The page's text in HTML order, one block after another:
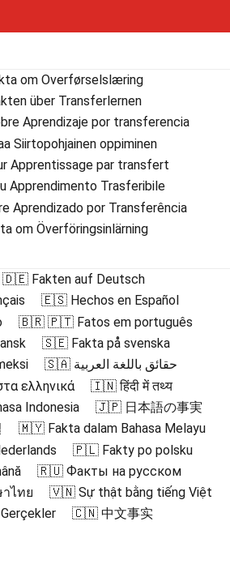
om Overførselslæring
über Transferlernen
Aprendizaje por transferencia
Siirtopohjainen oppiminen
Apprentissage par transfert
Trasferibile
por Transferência
om Överföringsinlärning
🇩🇪 Fakten auf Deutsch
🇪🇸 Hechos en Español
🇧🇷 🇵🇹 Fatos em português
🇸🇪 Fakta på svenska
🇸🇦 حقائق باللغة العربية
ελληνικά
🇮🇳 हिंदी में तथ्य
Indonesia
🇯🇵 日本語の事実
🇲🇾 Fakta dalam Bahasa Melayu
🇵🇱 Fakty po polsku
🇷🇺 Факты на русском
ไทย
🇻🇳 Sự thật bằng tiếng Việt
🇨🇳 中文事实